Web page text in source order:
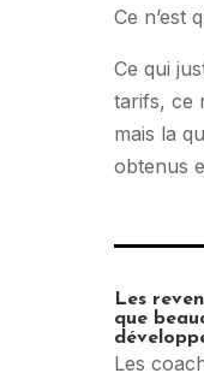
Ce n’est
Ce qui
tarifs, ce
mais la
obtenus
Les
que
Les